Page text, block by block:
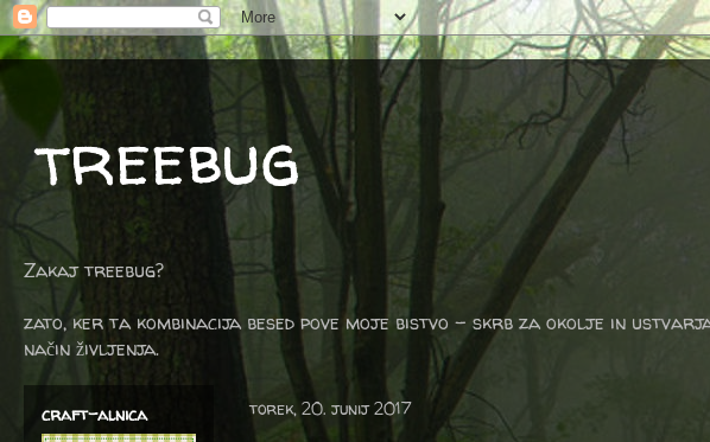
treebug
Zakaj treebug?
zato, ker ta kombinacija besed pove moje bistvo - skrb za okolje in
način življenja.
torek, 20. junij 2017
craft-alnica